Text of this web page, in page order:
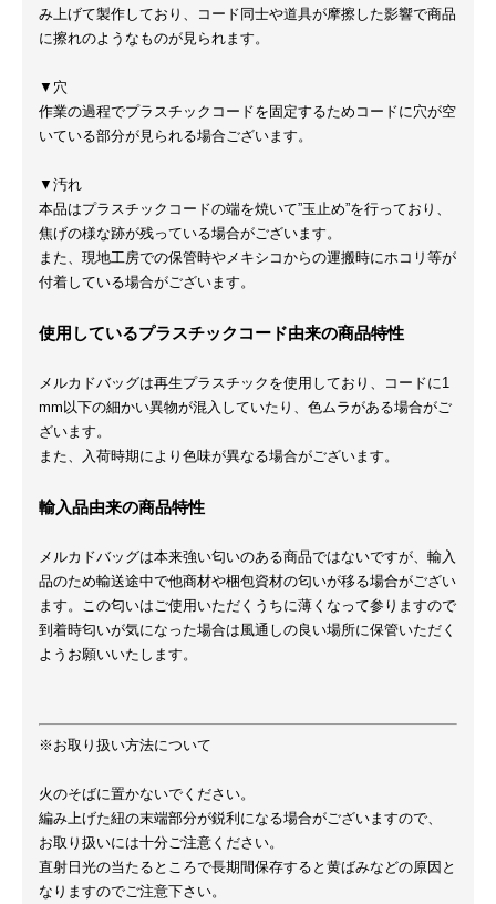
み上げて製作しており、コード同士や道具が摩擦した影響で商品
に擦れのようなものが見られます。
▼穴
作業の過程でプラスチックコードを固定するためコードに穴が空
いている部分が見られる場合ございます。
▼汚れ
本品はプラスチックコードの端を焼いて”玉止め”を行っており、
焦げの様な跡が残っている場合がございます。
また、現地工房での保管時やメキシコからの運搬時にホコリ等が
付着している場合がございます。
使用しているプラスチックコード由来の商品特性
メルカドバッグは再生プラスチックを使用しており、コードに1
mm以下の細かい異物が混入していたり、色ムラがある場合がご
ざいます。
また、入荷時期により色味が異なる場合がございます。
輸入品由来の商品特性
メルカドバッグは本来強い匂いのある商品ではないですが、輸入
品のため輸送途中で他商材や梱包資材の匂いが移る場合がござい
ます。この匂いはご使用いただくうちに薄くなって参りますので
到着時匂いが気になった場合は風通しの良い場所に保管いただく
ようお願いいたします。
※お取り扱い方法について
火のそばに置かないでください。
編み上げた紐の末端部分が鋭利になる場合がございますので、
お取り扱いには十分ご注意ください。
直射日光の当たるところで長期間保存すると黄ばみなどの原因と
なりますのでご注意下さい。